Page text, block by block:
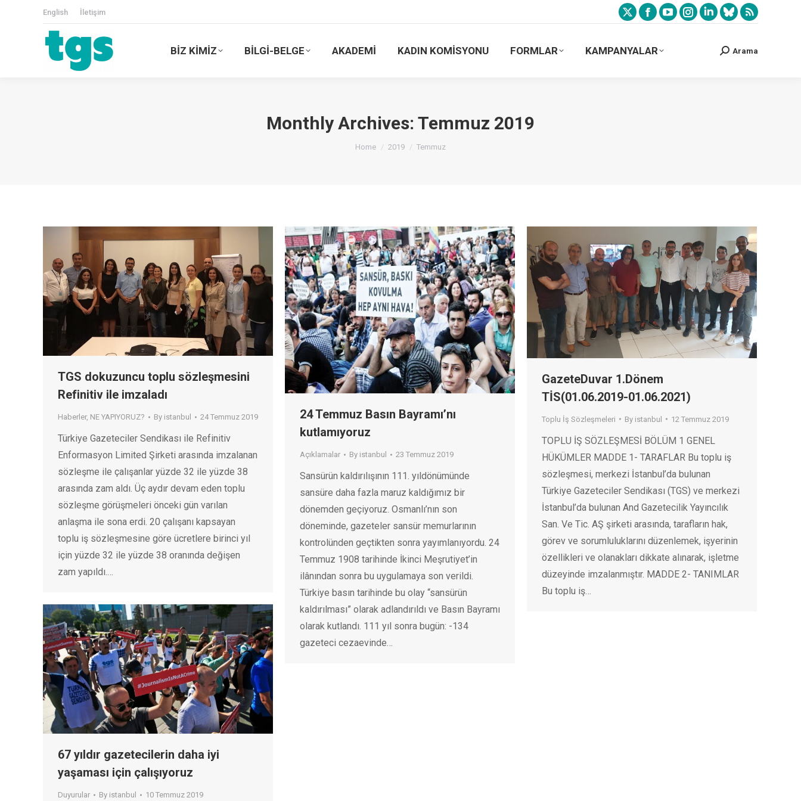
English İletişim
BİZ KİMİZ BİLGİ-BELGE AKADEMİ KADIN KOMİSYONU FORMLAR KAMPANYALAR Arama
Monthly Archives: Temmuz 2019
You are here:
Home 2019 Temmuz
TGS dokuzuncu toplu sözleşmesini
Refinitiv ile imzaladı
Haberler, NE YAPIYORUZ? By istanbul 24 Temmuz 2019
Türkiye Gazeteciler Sendikası ile Refinitiv
Enformasyon Limited Şirketi arasında imzalanan
sözleşme ile çalışanlar yüzde 32 ile yüzde 38
arasında zam aldı. Üç aydır devam eden toplu
sözleşme görüşmeleri önceki gün varılan
anlaşma ile sona erdi. 20 çalışanı kapsayan
toplu iş sözleşmesine göre ücretlere birinci yıl
için yüzde 32 ile yüzde 38 oranında değişen
zam yapıldı.…
24 Temmuz Basın Bayramı’nı
kutlamıyoruz
Açıklamalar By istanbul 23 Temmuz 2019
Sansürün kaldırılışının 111. yıldönümünde
sansüre daha fazla maruz kaldığımız bir
dönemden geçiyoruz. Osmanlı’nın son
döneminde, gazeteler sansür memurlarının
kontrolünden geçtikten sonra yayımlanıyordu. 24
Temmuz 1908 tarihinde İkinci Meşrutiyet’in
ilânından sonra bu uygulamaya son verildi.
Türkiye basın tarihinde bu olay “sansürün
kaldırılması” olarak adlandırıldı ve Basın Bayramı
olarak kutlandı. 111 yıl sonra bugün: -134
gazeteci cezaevinde…
GazeteDuvar 1.Dönem
TİS(01.06.2019-01.06.2021)
Toplu İş Sözleşmeleri By istanbul 12 Temmuz 2019
TOPLU İŞ SÖZLEŞMESİ BÖLÜM 1 GENEL
HÜKÜMLER MADDE 1- TARAFLAR Bu toplu iş
sözleşmesi, merkezi İstanbul’da bulunan
Türkiye Gazeteciler Sendikası (TGS) ve merkezi
İstanbul’da bulunan And Gazetecilik Yayıncılık
San. Ve Tic. AŞ şirketi arasında, tarafların hak,
görev ve sorumluluklarını düzenlemek, işyerinin
özellikleri ve olanakları dikkate alınarak, işletme
düzeyinde imzalanmıştır. MADDE 2- TANIMLAR
Bu toplu iş…
67 yıldır gazetecilerin daha iyi
yaşaması için çalışıyoruz
Duyurular By istanbul 10 Temmuz 2019